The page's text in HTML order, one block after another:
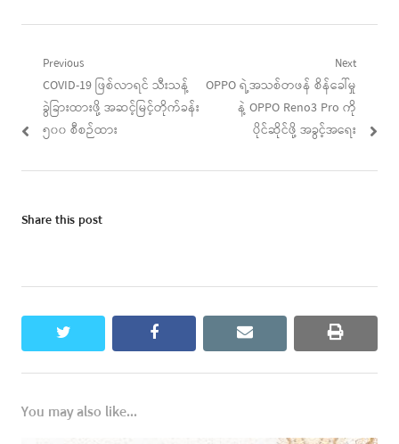
Post
navigation
Previous
Previous
post:
COVID-19 ဖြစ်လာရင် သီးသန့်
ခွဲခြားထားဖို့ အဆင့်မြင့်တိုက်ခန်း
၅၀၀ စီစဉ်ထား
Next
Next
OPPO ရဲ့အသစ်တဖန် စိန်ခေါ်မှု
နဲ့ OPPO Reno3 Pro ကို
ပိုင်ဆိုင်ဖို့ အခွင့်အရေး
Share this post
twitter facebook email print
You may also like...